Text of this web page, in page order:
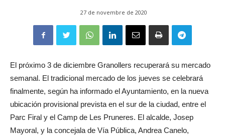
27 de novembre de 2020
El próximo 3 de diciembre Granollers recuperará su mercado
semanal. El tradicional mercado de los jueves se celebrará
finalmente, según ha informado el Ayuntamiento, en la nueva
ubicación provisional prevista en el sur de la ciudad, entre el
Parc Firal y el Camp de Les Pruneres. El alcalde, Josep
Mayoral, y la concejala de Vía Pública, Andrea Canelo,